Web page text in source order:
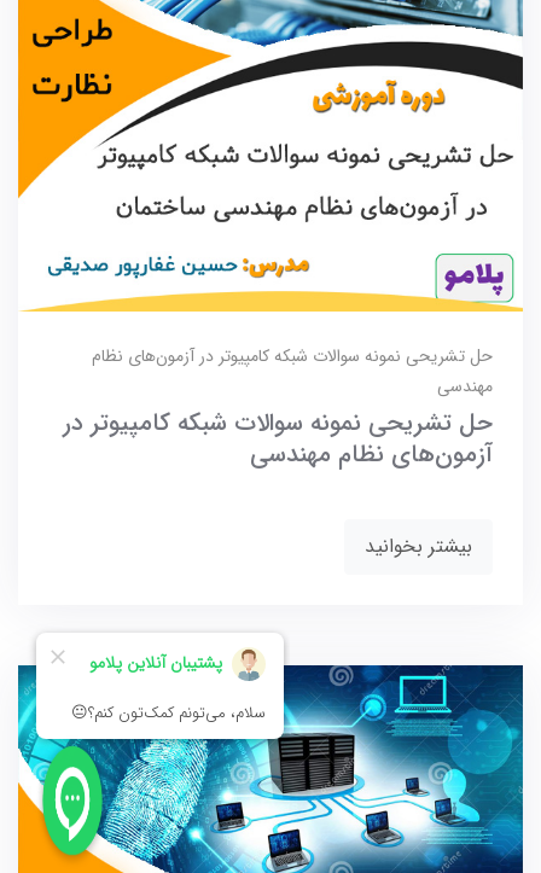
حل تشریحی نمونه سوالات شبکه کامپیوتر در آزمون‌های نظام
مهندسی
حل تشریحی نمونه سوالات شبکه کامپیوتر در
آزمون‌های نظام مهندسی
بیشتر بخوانید